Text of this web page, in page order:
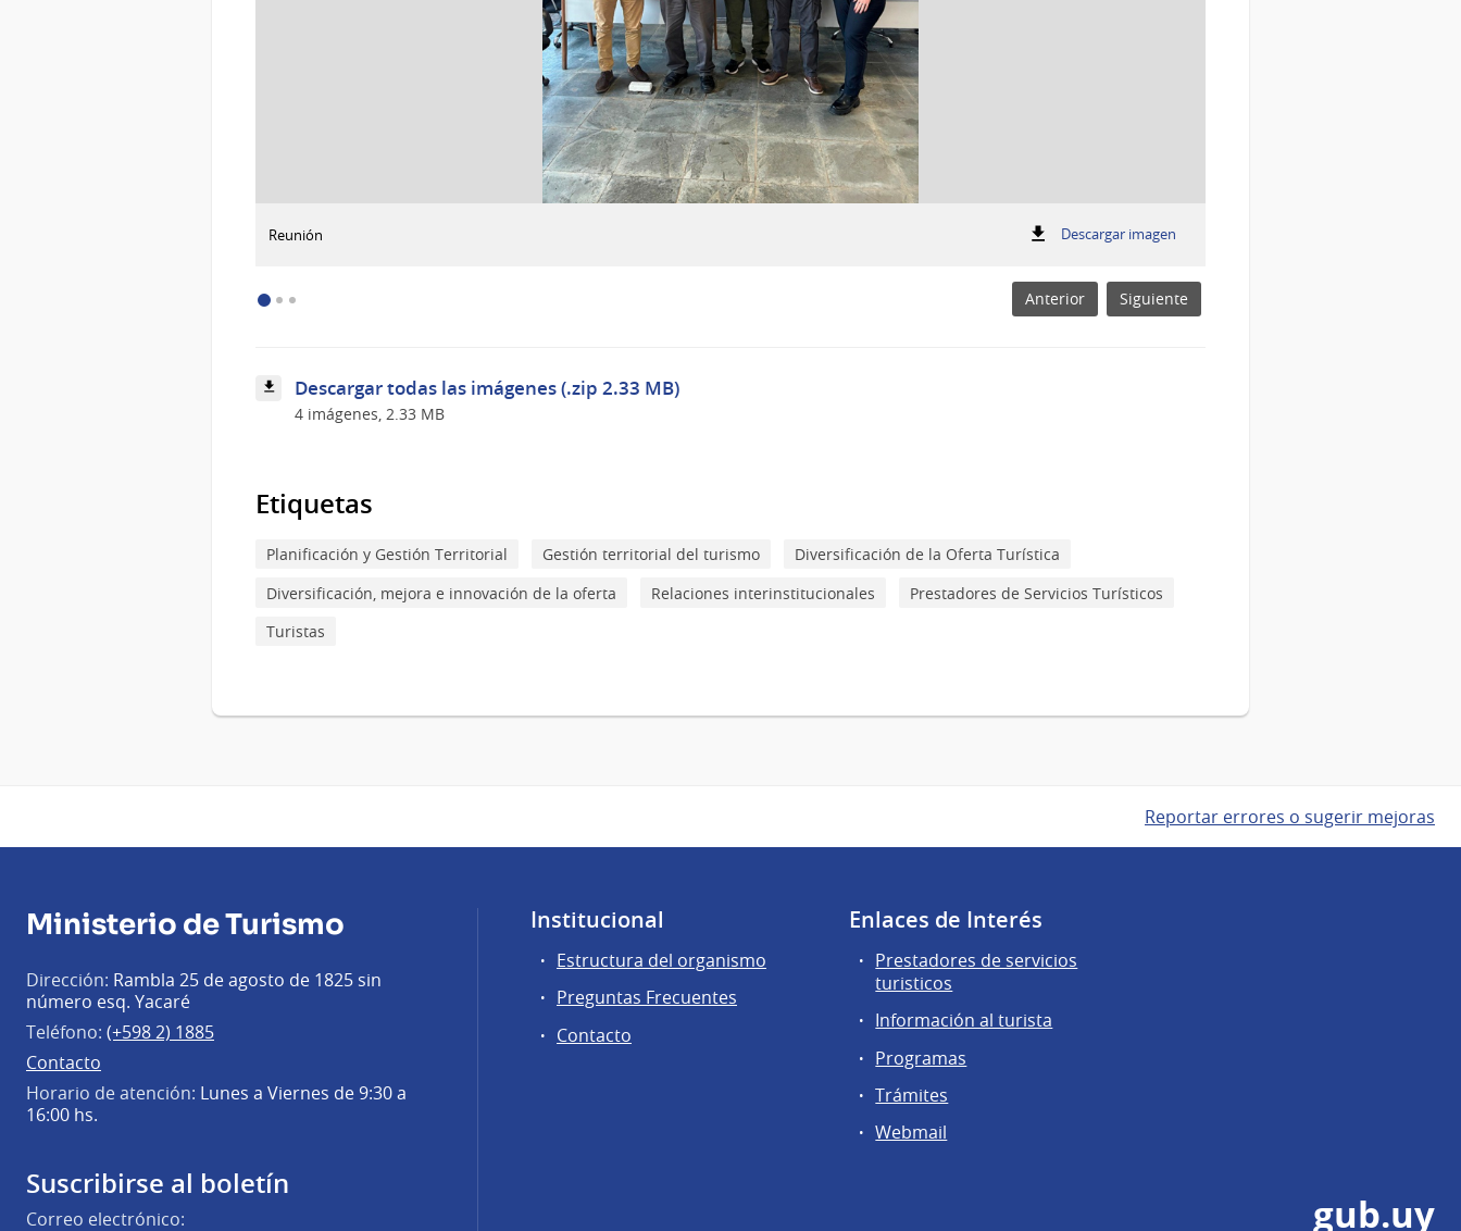
Reunión Descargar imagen:
Anterior Siguiente
Descargar todas las imágenes (.zip 2.33 MB)
4 imágenes, 2.33 MB
Etiquetas
Planificación y Gestión Territorial Gestión territorial del turismo
Diversificación de la Oferta Turística
Diversificación, mejora e innovación de la oferta
Relaciones interinstitucionales
Prestadores de Servicios Turísticos
Turistas
Reportar errores o sugerir mejoras
Ministerio de Turismo
Dirección: Rambla 25 de agosto de 1825 sin
número esq. Yacaré
Teléfono: (+598 2) 1885
Contacto
Horario de atención: Lunes a Viernes de 9:30 a
16:00 hs.
Suscribirse al boletín
Correo electrónico:
Institucional
Estructura del organismo
Preguntas Frecuentes
Contacto
Enlaces de Interés
Prestadores de servicios
turisticos
Información al turista
Programas
Trámites
Webmail
gub.uy